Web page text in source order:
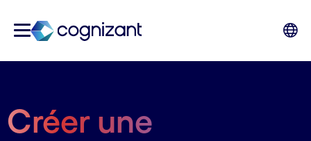
Créer une